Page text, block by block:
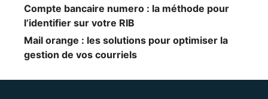
Compte bancaire numero : la méthode pour
l’identifier sur votre RIB
Mail orange : les solutions pour optimiser la
gestion de vos courriels